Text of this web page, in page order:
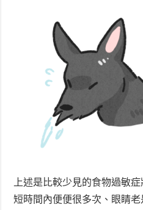
上述是比較少見的食物過敏症
短時間內便便很多次、眼睛